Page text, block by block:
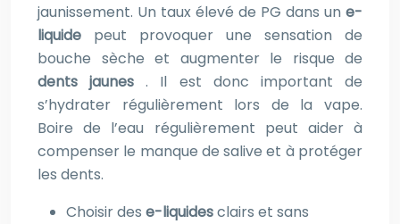
jaunissement. Un taux élevé de PG dans un e-
liquide peut provoquer une sensation de
bouche sèche et augmenter le risque de
dents jaunes. Il est donc important de
s’hydrater régulièrement lors de la vape.
Boire de l’eau régulièrement peut aider à
compenser le manque de salive et à protéger
les dents.
Choisir des e-liquidesclairs et sans